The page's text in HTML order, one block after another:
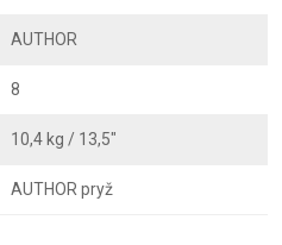
AUTHOR
8
10,4 kg / 13,5"
AUTHOR pryž